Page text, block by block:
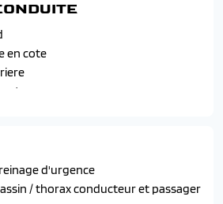
en cote
securite
de ligne
remorque
d'urgence
/ thorax conducteur et passager